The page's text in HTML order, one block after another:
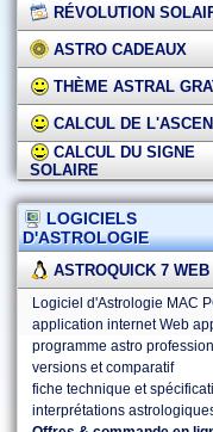
RÉVOLUTION
ASTRO CADEAUX
THÈME ASTRAL
CALCUL DE
CALCUL DU SIGNE
SOLAIRE
LOGICIELS
D'ASTROLOGIE
ASTROQUICK 7 WEB
Logiciel d'Astrologie MAC
application internet Web
programme astro
versions et comparatif
fiche technique et
interprétations